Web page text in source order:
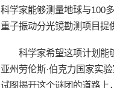
科学家能够测量地球与100
重子振动分光镜勘测项目提
科学家希望这项计划能够
亚州劳伦斯·伯克力国家实
试图揭开这个谜团的道路上